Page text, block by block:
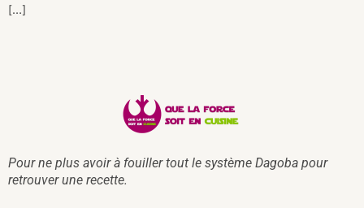
[…]
Pour ne plus avoir à fouiller tout le système Dagoba pour
retrouver une recette.